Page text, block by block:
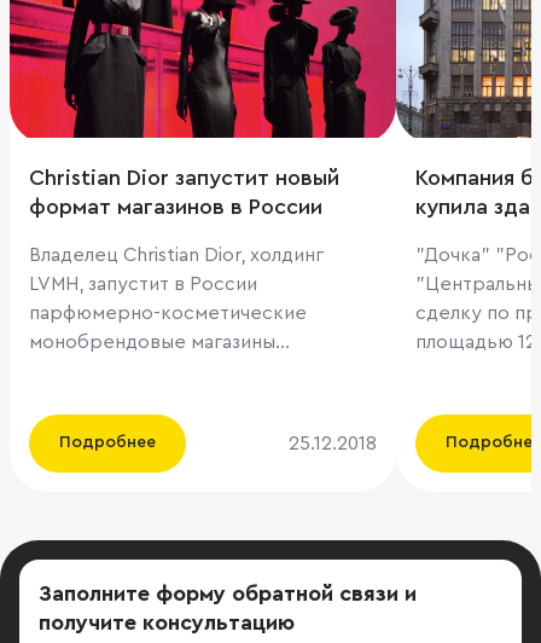
Christian Dior запустит новый
формат магазинов в России
Владелец Christian Dior, холдинг
LVMH, запустит в России
парфюмерно-косметические
монобрендовые магазины
предлагать больше дополнительных
товаров и опций. «Действительно,
знает директор департамента
Левченко. — Компания решила
сосредоточиться на развитии
Подробнее 25.12.2018
Компания
купила
"Дочка"
сделку по
площадью 12
составила 2
сообщения
одного из
Подробнее
Заполните форму обратной связи и
получите консультацию